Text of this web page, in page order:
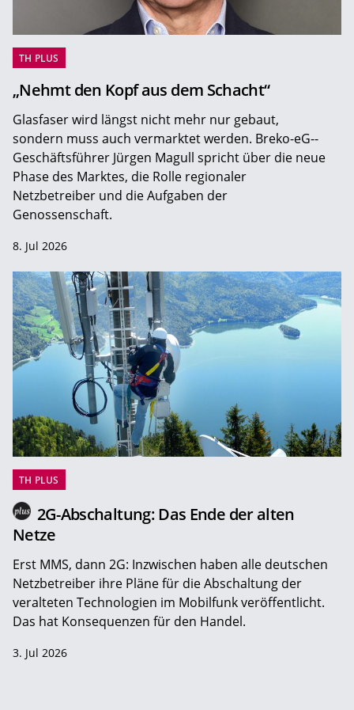
TH PLUS
„Nehmt den Kopf aus dem Schacht“
Glasfaser wird längst nicht mehr nur gebaut,
sondern muss auch vermarktet werden. Breko-eG-­
Geschäftsführer Jürgen Magull spricht über die neue
Phase des Marktes, die Rolle regionaler
Netzbetreiber und die Aufgaben der
Genossenschaft.
8. Jul 2026
TH PLUS
2G-Abschaltung: Das Ende der alten
Netze
Erst MMS, dann 2G: Inzwischen haben alle deutschen
Netzbetreiber ihre Pläne für die Abschaltung der
veralteten Technologien im Mobilfunk veröffentlicht.
Das hat Konsequenzen für den Handel.
3. Jul 2026